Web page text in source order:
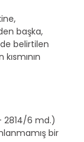
başka,
belirtilen
2814/6 md.)
bir